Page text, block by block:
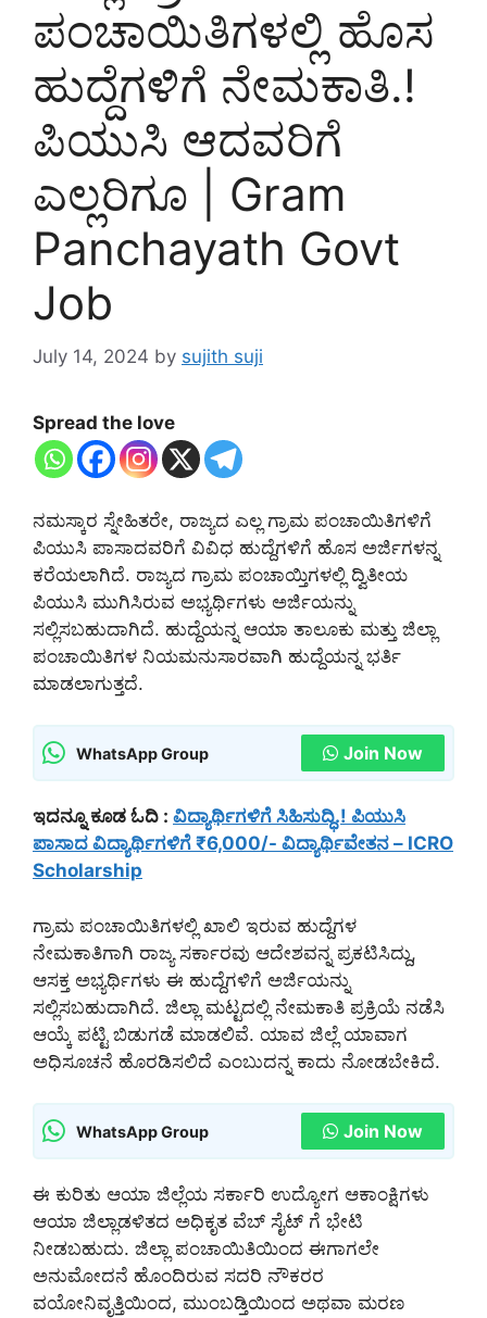
ಪಂಚಾಯಿತಿಗಳಲ್ಲಿ ಹೊಸ
ಹುದ್ದೆಗಳಿಗೆ ನೇಮಕಾತಿ.!
ಪಿಯುಸಿ ಆದವರಿಗೆ
ಎಲ್ಲರಿಗೂ | Gram
Panchayath Govt
Job
July 14, 2024 by sujith suji
Spread the love
ನಮಸ್ಕಾರ ಸ್ನೇಹಿತರೇ, ರಾಜ್ಯದ ಎಲ್ಲ ಗ್ರಾಮ ಪಂಚಾಯಿತಿಗಳಿಗೆ
ಪಿಯುಸಿ ಪಾಸಾದವರಿಗೆ ವಿವಿಧ ಹುದ್ದೆಗಳಿಗೆ ಹೊಸ ಅರ್ಜಿಗಳನ್ನ
ಕರೆಯಲಾಗಿದೆ. ರಾಜ್ಯದ ಗ್ರಾಮ ಪಂಚಾಯ್ತಿಗಳಲ್ಲಿ ದ್ವಿತೀಯ
ಪಿಯುಸಿ ಮುಗಿಸಿರುವ ಅಭ್ಯರ್ಥಿಗಳು ಅರ್ಜಿಯನ್ನು
ಸಲ್ಲಿಸಬಹುದಾಗಿದೆ. ಹುದ್ದೆಯನ್ನ ಆಯಾ ತಾಲೂಕು ಮತ್ತು ಜಿಲ್ಲಾ
ಪಂಚಾಯಿತಿಗಳ ನಿಯಮನುಸಾರವಾಗಿ ಹುದ್ದೆಯನ್ನ ಭರ್ತಿ
ಮಾಡಲಾಗುತ್ತದೆ.
WhatsApp Group Join Now
ಇದನ್ನೂ ಕೂಡ ಓದಿ : ವಿದ್ಯಾರ್ಥಿಗಳಿಗೆ ಸಿಹಿಸುದ್ಧಿ.! ಪಿಯುಸಿ
ಪಾಸಾದ ವಿದ್ಯಾರ್ಥಿಗಳಿಗೆ ₹6,000/- ವಿದ್ಯಾರ್ಥಿವೇತನ – ICRO
Scholarship
ಗ್ರಾಮ ಪಂಚಾಯಿತಿಗಳಲ್ಲಿ ಖಾಲಿ ಇರುವ ಹುದ್ದೆಗಳ
ನೇಮಕಾತಿಗಾಗಿ ರಾಜ್ಯ ಸರ್ಕಾರವು ಆದೇಶವನ್ನ ಪ್ರಕಟಿಸಿದ್ದು,
ಆಸಕ್ತ ಅಭ್ಯರ್ಥಿಗಳು ಈ ಹುದ್ದೆಗಳಿಗೆ ಅರ್ಜಿಯನ್ನು
ಸಲ್ಲಿಸಬಹುದಾಗಿದೆ. ಜಿಲ್ಲಾ ಮಟ್ಟದಲ್ಲಿ ನೇಮಕಾತಿ ಪ್ರಕ್ರಿಯೆ ನಡೆಸಿ
ಆಯ್ಕೆ ಪಟ್ಟಿ ಬಿಡುಗಡೆ ಮಾಡಲಿವೆ. ಯಾವ ಜಿಲ್ಲೆ ಯಾವಾಗ
ಅಧಿಸೂಚನೆ ಹೊರಡಿಸಲಿದೆ ಎಂಬುದನ್ನ ಕಾದು ನೋಡಬೇಕಿದೆ.
WhatsApp Group Join Now
ಈ ಕುರಿತು ಆಯಾ ಜಿಲ್ಲೆಯ ಸರ್ಕಾರಿ ಉದ್ಯೋಗ ಆಕಾಂಕ್ಷಿಗಳು
ಆಯಾ ಜಿಲ್ಲಾಡಳಿತದ ಅಧಿಕೃತ ವೆಬ್ ಸೈಟ್ ಗೆ ಭೇಟಿ
ನೀಡಬಹುದು. ಜಿಲ್ಲಾ ಪಂಚಾಯಿತಿಯಿಂದ ಈಗಾಗಲೇ
ಅನುಮೋದನೆ ಹೊಂದಿರುವ ಸದರಿ ನೌಕರರ
ವಯೋನಿವೃತ್ತಿಯಿಂದ, ಮುಂಬಡ್ತಿಯಿಂದ ಅಥವಾ ಮರಣ